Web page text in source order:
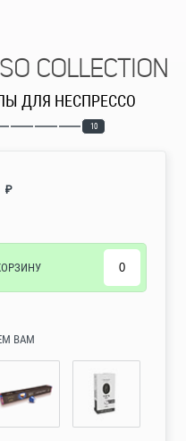
COLLECTION
ДЛЯ НЕСПРЕССО
10
₽
ВАМ